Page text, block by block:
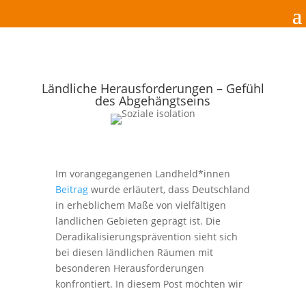
Ländliche Herausforderungen – Gefühl
des Abgehängtseins
Im vorangegangenen Landheld*innen
Beitrag wurde erläutert, dass Deutschland
in erheblichem Maße von vielfältigen
ländlichen Gebieten geprägt ist. Die
Deradikalisierungsprävention sieht sich
bei diesen ländlichen Räumen mit
besonderen Herausforderungen
konfrontiert. In diesem Post möchten wir